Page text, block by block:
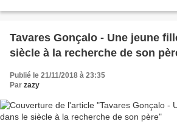
Tavares Gonçalo - Une jeune
siècle à la recherche de son
Publié le 21/11/2018 à 23:35
Par zazy